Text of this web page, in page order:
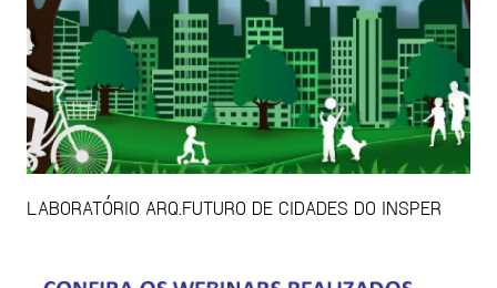
LABORATÓRIO ARQ.FUTURO DE CIDADES DO INSPER